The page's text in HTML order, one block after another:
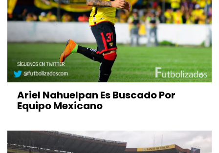
Ariel Nahuelpan Es Buscado Por
Equipo Mexicano